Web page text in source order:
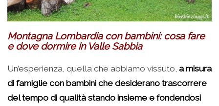
Montagna Lombardia con bambini: cosa fare
e dove dormirein Valle Sabbia
Un’esperienza, quella che abbiamo vissuto, a misura
di famiglie con bambini che desiderano trascorrere
del tempo di qualità stando insieme e fondendosi